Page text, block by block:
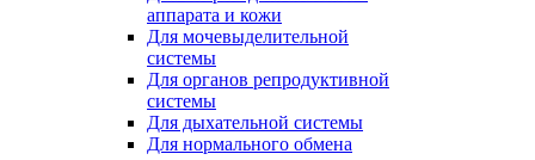
аппарата и кожи
Для мочевыделительной
системы
Для органов репродуктивной
системы
Для дыхательной системы
Для нормального обмена